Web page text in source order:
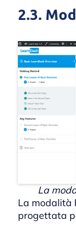
2.3.
La
La modalità
progettata